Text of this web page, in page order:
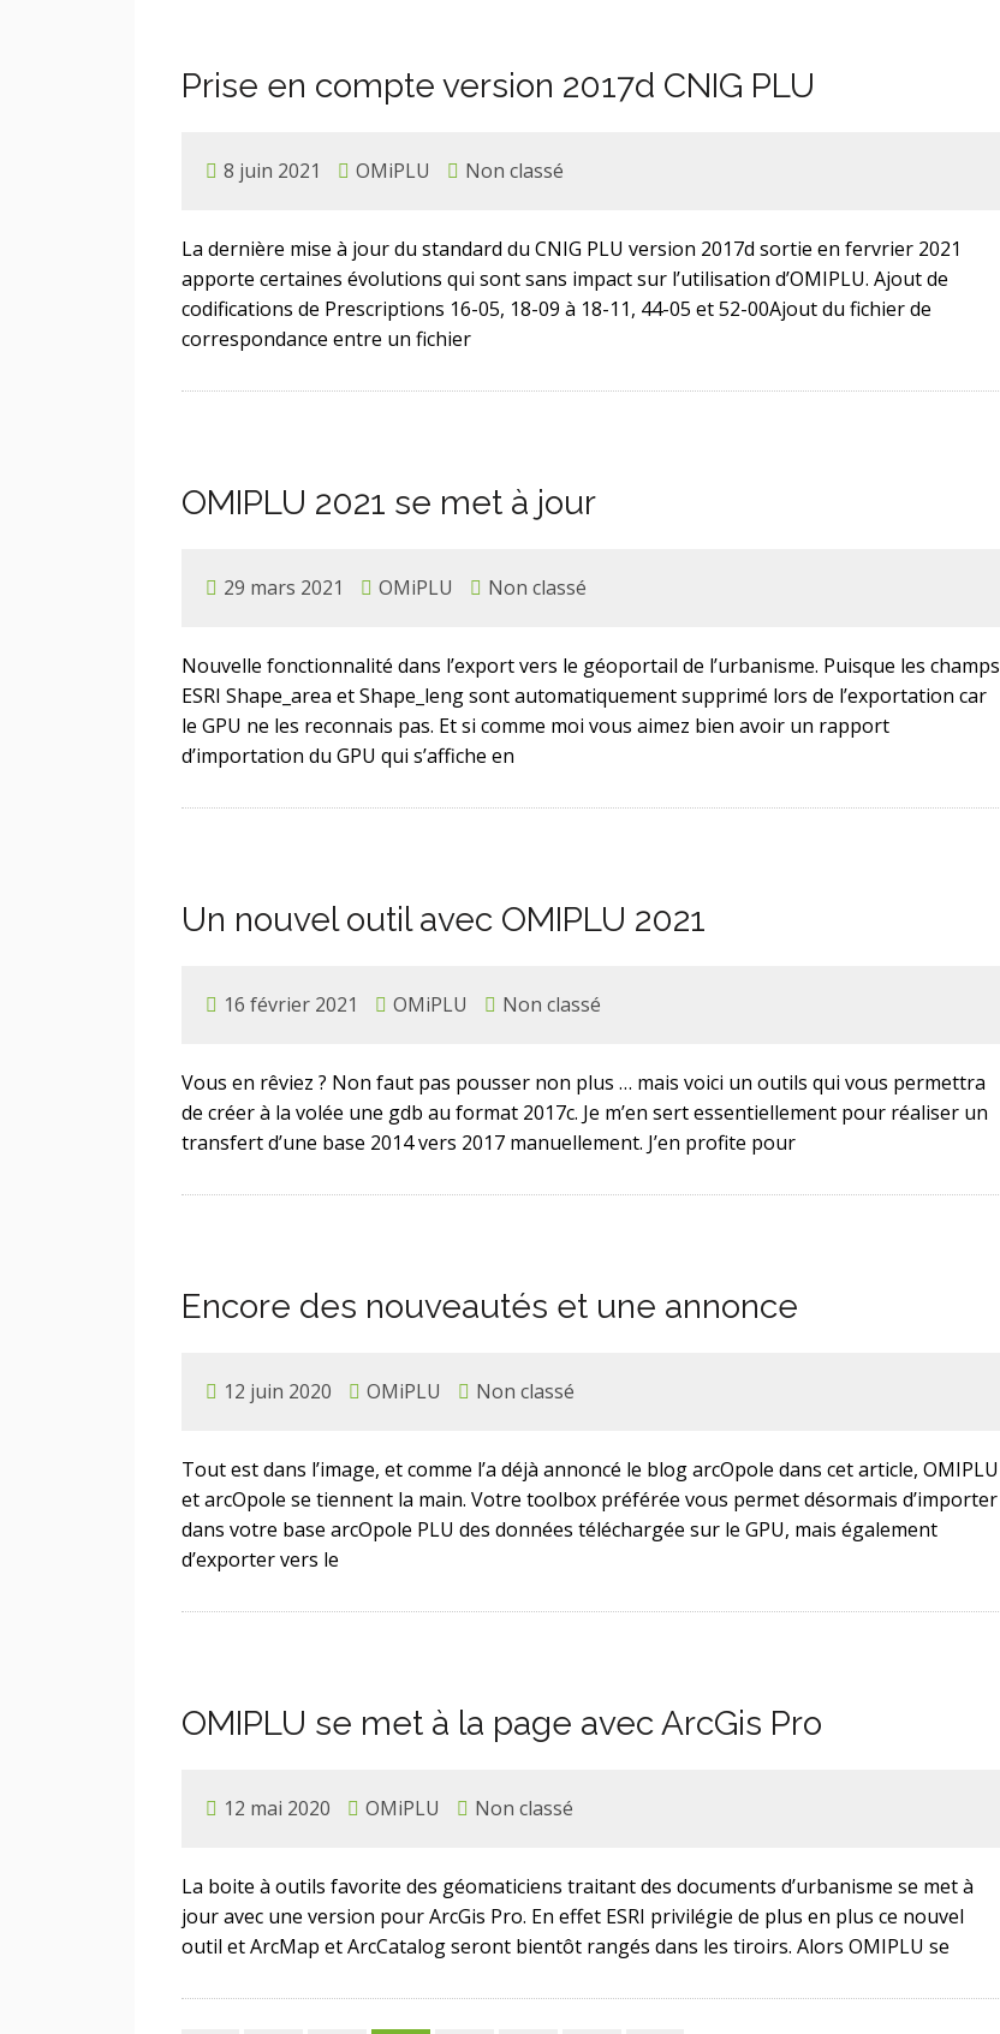
Prise en compte version 2017d CNIG PLU
8 juin 2021 OMiPLU Non classé
La dernière mise à jour du standard du CNIG PLU version 2017d sortie en fervrier 2021
apporte certaines évolutions qui sont sans impact sur l’utilisation d’OMIPLU. Ajout de
codifications de Prescriptions 16-05, 18-09 à 18-11, 44-05 et 52-00Ajout du fichier de
correspondance entre un fichier
OMIPLU 2021 se met à jour
29 mars 2021 OMiPLU Non classé
Nouvelle fonctionnalité dans l’export vers le géoportail de l’urbanisme. Puisque les champs
ESRI Shape_area et Shape_leng sont automatiquement supprimé lors de l’exportation car
le GPU ne les reconnais pas. Et si comme moi vous aimez bien avoir un rapport
d’importation du GPU qui s’affiche en
Un nouvel outil avec OMIPLU 2021
16 février 2021 OMiPLU Non classé
Vous en rêviez ? Non faut pas pousser non plus … mais voici un outils qui vous permettra
de créer à la volée une gdb au format 2017c. Je m’en sert essentiellement pour réaliser un
transfert d’une base 2014 vers 2017 manuellement. J’en profite pour
Encore des nouveautés et une annonce
12 juin 2020 OMiPLU Non classé
Tout est dans l’image, et comme l’a déjà annoncé le blog arcOpole dans cet article, OMIPLU
et arcOpole se tiennent la main. Votre toolbox préférée vous permet désormais d’importer
dans votre base arcOpole PLU des données téléchargée sur le GPU, mais également
d’exporter vers le
OMIPLU se met à la page avec ArcGis Pro
12 mai 2020 OMiPLU Non classé
La boite à outils favorite des géomaticiens traitant des documents d’urbanisme se met à
jour avec une version pour ArcGis Pro. En effet ESRI privilégie de plus en plus ce nouvel
outil et ArcMap et ArcCatalog seront bientôt rangés dans les tiroirs. Alors OMIPLU se